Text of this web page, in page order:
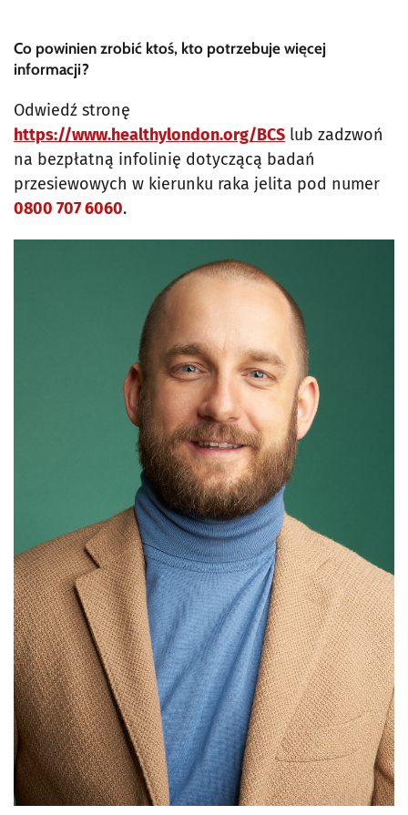
Co powinien zrobić ktoś, kto potrzebuje więcej
informacji?
Odwiedź stronę
https://www.healthylondon.org/BCS lub zadzwoń
na bezpłatną infolinię dotyczącą badań
przesiewowych w kierunku raka jelita pod numer
0800 707 6060.